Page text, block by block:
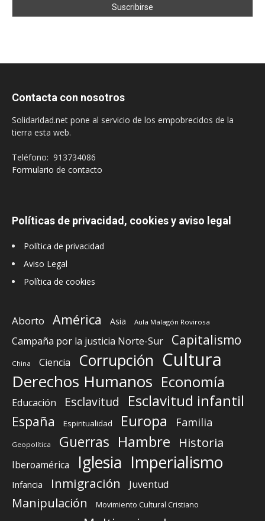
Contacta con nosotros
Solidaridad.net pone al servicio de los empobrecidos de la
tierra esta web.
Teléfono: 913734086
Formulario de contacto
Políticas de privacidad, cookies y aviso legal
Política de privacidad
Aviso Legal
Política de cookies
Aborto América Asia Aula Malagón Rovirosa
Campaña por la justicia Norte-Sur Capitalismo
China Ciencia Corrupción Cultura
Derechos Humanos Economía
Educación Esclavitud Esclavitud infantil
España Espiritualidad Europa Familia
Geopolítica Guerras Hambre Historia
Iberoamérica Iglesia Imperialismo
Infancia Inmigración Juventud
Manipulación Movimiento Cultural Cristiano